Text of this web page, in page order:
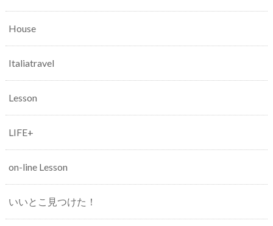
House
Italiatravel
Lesson
LIFE+
on-line Lesson
いいとこ見つけた！